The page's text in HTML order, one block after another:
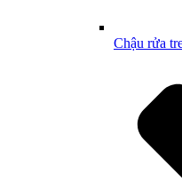
Chậu rửa